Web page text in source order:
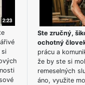
si
Ste zručný,
ochotný
prácu a
že by ste si
remeselných
áno, využite